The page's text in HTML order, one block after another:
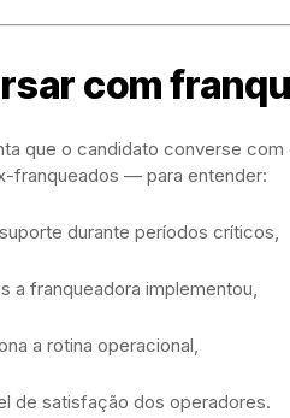
com
que o candidato converse
franqueados — para entender:
durante períodos críticos,
a franqueadora implementou,
a rotina operacional,
de satisfação dos operadores.